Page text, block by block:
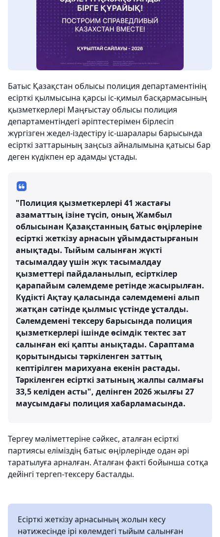
Батыс Қазақстан облысы полиция департаментінің
есірткі қылмысына қарсы іс-қимыл басқармасының
қызметкерлері Маңғыстау облысы полиция
департаментіндегі әріптестерімен бірлесіп
жүргізген жедел-іздестіру іс-шаралары барысында
есірткі заттарының заңсыз айналымына қатысы бар
деген күдікпен ер адамды ұстады.
"Полиция қызметкерлері 41 жастағы
азаматтың ізіне түсіп, оның Жамбыл
облысынан Қазақстанның батыс өңірлеріне
есірткі жеткізу арнасын ұйымдастырғанын
анықтады. Тыйым салынған жүкті
тасымалдау үшін жүк тасымалдау
қызметтері пайдаланылып, есірткілер
қарапайым сәлемдеме ретінде жасырылған.
Күдікті Ақтау қаласында сәлемдемені алып
жатқан сәтінде қылмыс үстінде ұсталды.
Сәлемдемені тексеру барысында полиция
қызметкерлері ішінде өсімдік тектес зат
салынған екі қапты анықтады. Сараптама
қорытындысы тәркіленген заттың
кептірілген марихуана екенін растады.
Тәркіленген есірткі затының жалпы салмағы
33,5 келіден асты", делінген 2026 жылғы 27
маусымдағы полиция хабарламасында.
Тергеу мәліметтеріне сәйкес, аталған есірткі
партиясы еліміздің батыс өңірлерінде одан әрі
таратылуға арналған. Аталған факті бойынша сотқа
дейінгі тергеп-тексеру басталды.
Есірткі жеткізу арнасының жолын кесу
нәтижесінде ірі көлемдегі тыйым салынған